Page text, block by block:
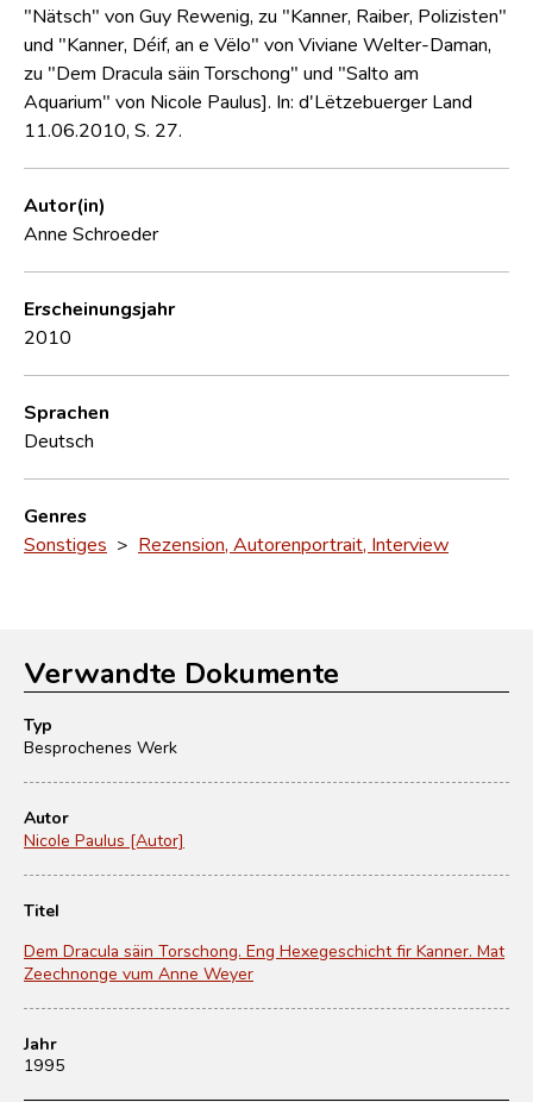
"Nätsch" von Guy Rewenig, zu "Kanner, Raiber, Polizisten"
und "Kanner, Déif, an e Vëlo" von Viviane Welter-Daman,
zu "Dem Dracula säin Torschong" und "Salto am
Aquarium" von Nicole Paulus]. In: d'Lëtzebuerger Land
11.06.2010, S. 27.
Autor(in)
Anne Schroeder
Erscheinungsjahr
2010
Sprachen
Deutsch
Genres
Sonstiges > Rezension, Autorenportrait, Interview
Verwandte Dokumente
Typ
Besprochenes Werk
Autor
Nicole Paulus [Autor]
Titel
Dem Dracula säin Torschong. Eng Hexegeschicht fir Kanner. Mat
Zeechnonge vum Anne Weyer
Jahr
1995